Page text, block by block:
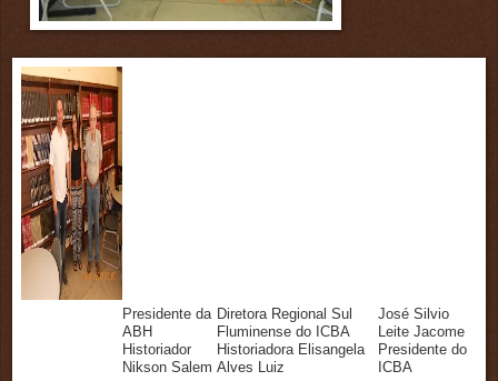
Presidente da
ABH
Historiador
Nikson Salem
Diretora Regional Sul
Fluminense do ICBA
Historiadora Elisangela
Alves Luiz
José Silvio
Leite Jacome
Presidente do
ICBA